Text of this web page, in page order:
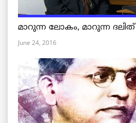
മാറുന്ന ലോകം, മാറുന്ന
June 24, 2016